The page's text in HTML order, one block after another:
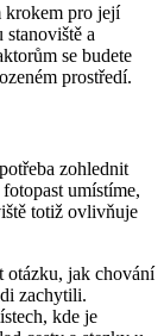
krokem pro její
a
se budete
prostředí.
zohlednit
umístíme,
totiž ovlivňuje
otázku, jak chování
zachytili.
kde je